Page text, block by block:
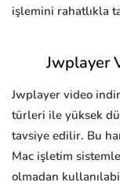
işlemini rahatlıkla
Jwplayer
Jwplayer video
türleri ile yüksek
tavsiye edilir. Bu
Mac işletim
olmadan